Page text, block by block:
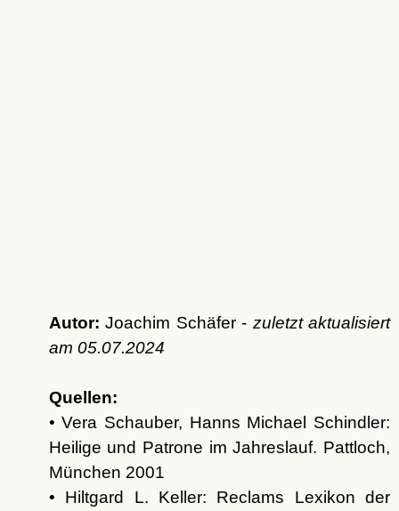
Autor: Joachim Schäfer - zuletzt aktualisiert
am 05.07.2024
Quellen:
• Vera Schauber, Hanns Michael Schindler:
Heilige und Patrone im Jahreslauf. Pattloch,
München 2001
• Hiltgard L. Keller: Reclams Lexikon der